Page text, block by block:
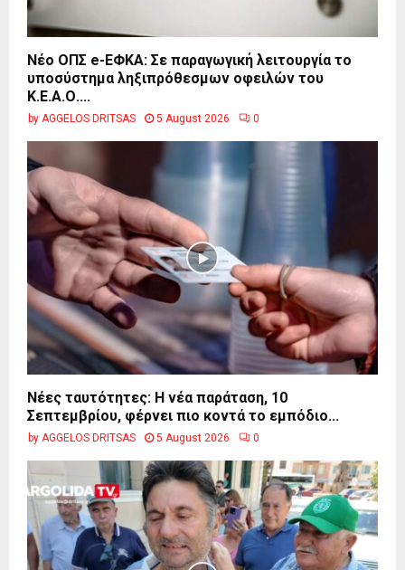
Νέο ΟΠΣ e-ΕΦΚΑ: Σε παραγωγική λειτουργία το
υποσύστημα ληξιπρόθεσμων οφειλών του
Κ.Ε.Α.Ο....
by AGGELOS DRITSAS 5 August 2026 0
Νέες ταυτότητες: Η νέα παράταση, 10
Σεπτεμβρίου, φέρνει πιο κοντά το εμπόδιο...
by AGGELOS DRITSAS 5 August 2026 0